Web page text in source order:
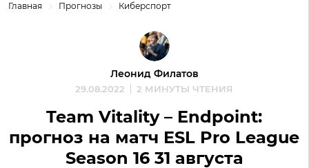
Главная Прогнозы Киберспорт
Леонид Филатов
29.08.2022 2 МИНУТЫ ЧТЕНИЯ
Team Vitality – Endpoint:
прогноз на матч ESL Pro League
Season 16 31 августа